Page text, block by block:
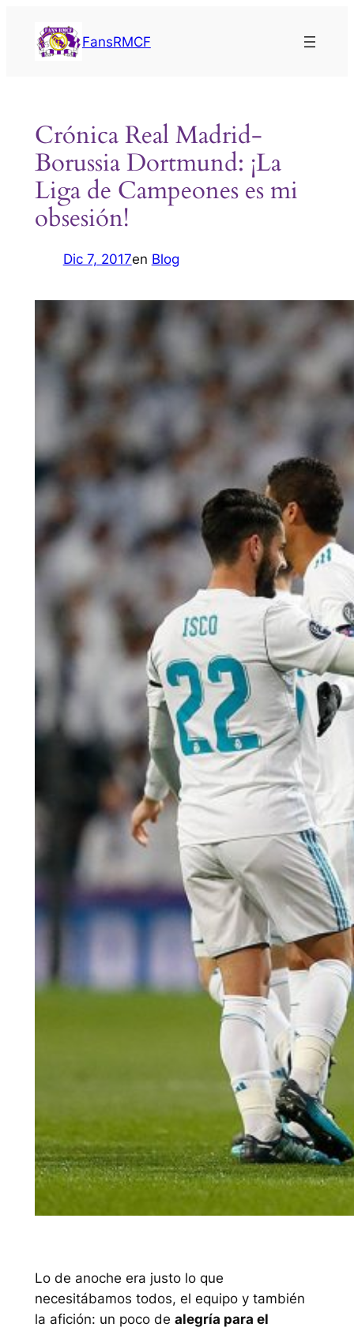
contenido
FansRMCF
Crónica Real Madrid-
Borussia Dortmund: ¡La
Liga de Campeones es mi
obsesión!
Dic 7, 2017en Blog
Lo de anoche era justo lo que
necesitábamos todos, el equipo y también
la afición: un poco de alegría para el